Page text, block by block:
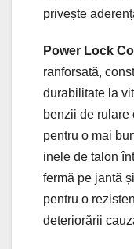
privește
Power Lock
ranforsată,
durabilitate la
benzii de rulare
pentru o mai
inele de talon
fermă pe jantă
pentru o
deteriorării